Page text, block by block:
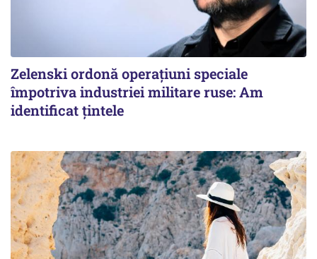
Zelenski ordonă operațiuni speciale
împotriva industriei militare ruse: Am
identificat țintele